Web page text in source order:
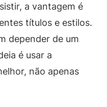
a vantagem é
títulos e estilos.
depender de um
é usar a
não apenas